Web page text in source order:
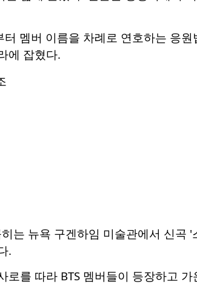
멤버 이름을 차례로 연호하는 응
에 잡혔다.
는 뉴욕 구겐하임 미술관에서 신곡
.
로를 따라 BTS 멤버들이 등장하고